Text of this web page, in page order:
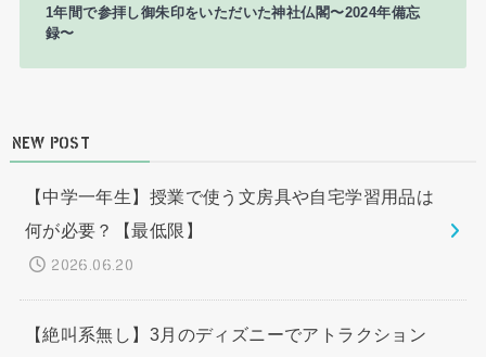
1年間で参拝し御朱印をいただいた神社仏閣〜2024年備忘
録〜
NEW POST
【中学一年生】授業で使う文房具や自宅学習用品は
何が必要？【最低限】
2026.06.20
【絶叫系無し】3月のディズニーでアトラクション